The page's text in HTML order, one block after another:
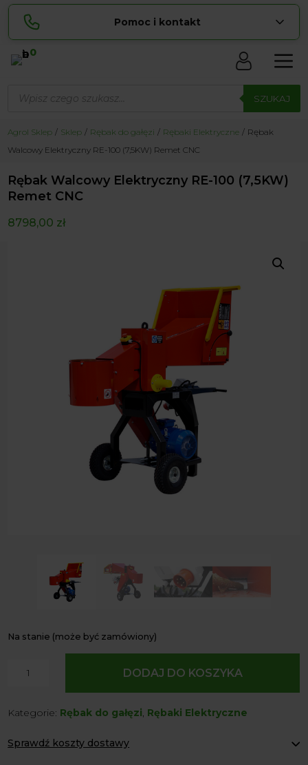
Pomoc i kontakt
Sylwia
pokaż numer
729 856 ... pokaż numer
biuro@ ... pokaż e-mail
0
produktów SZUKAJ
Agrol Sklep Sklep Rębak do gałęzi Rębaki Elektryczne
Rębak
Walcowy Elektryczny RE-100 (7,5KW) Remet CNC
Rębak Walcowy Elektryczny RE-100 (7,5KW)
Remet CNC
8798,00 zł
Na stanie (może być zamówiony)
Elektryczny
100
DODAJ DO KOSZYKA
Kategorie: Rębak do gałęzi, Rębaki Elektryczne
Sprawdź koszty dostawy